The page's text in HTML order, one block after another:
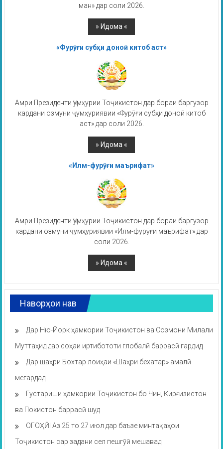
ман» дар соли 2026.
«Фурӯғи субҳи доноӣ китоб аст»
Амри Президенти Ҷумҳурии Тоҷикистон дар бораи баргузор
кардани озмуни ҷумҳуриявии «Фурӯғи субҳи доноӣ китоб
аст» дар соли 2026.
«Илм-фурӯғи маърифат»
Амри Президенти Ҷумҳурии Тоҷикистон дар бораи баргузор
кардани озмуни ҷумҳуриявии «Илм-фурӯғи маърифат» дар
соли 2026.
Наворҳои нав
Дар Ню-Йорк ҳамкории Тоҷикистон ва Созмони Милали
Муттаҳид дар соҳаи иртибототи глобалӣ баррасӣ гардид
Дар шаҳри Бохтар лоиҳаи «Шаҳри бехатар» амалӣ
мегардад
Густариши ҳамкории Тоҷикистон бо Чин, Қирғизистон
ва Покистон баррасӣ шуд
ОГОҲӢ! Аз 25 то 27 июл дар баъзе минтақаҳои
Тоҷикистон сар задани сел пешгӯӣ мешавад